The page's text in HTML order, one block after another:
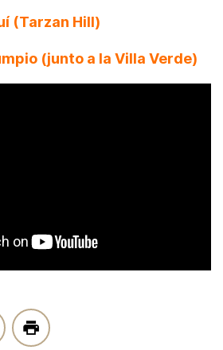
(Tarzan Hill)
(junto a la Villa Verde)